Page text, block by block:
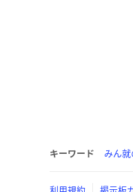
キーワード みん